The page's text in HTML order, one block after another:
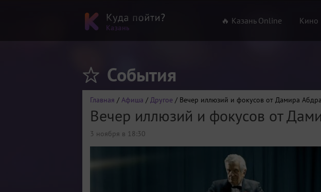
🔥 Казань Online Кино
События
Главная / Афиша / Другое / Вечер иллюзий и фокусов от Дамира
Вечер иллюзий и фокусов от
3 ноября в 18:30